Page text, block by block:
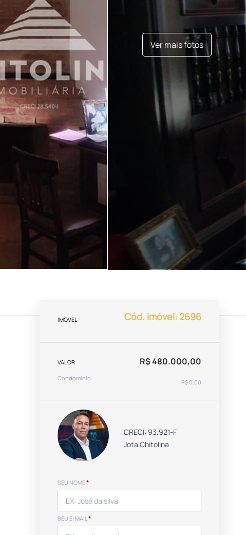
Ver mais fotos
IMÓVEL Cód. imóvel: 2696
VALOR R$ 480.000,00
Condomínio
R$ 0,00
CRECI: 93.921-F
Jota Chitolina
SEU NOME*
SEU E-MAIL*